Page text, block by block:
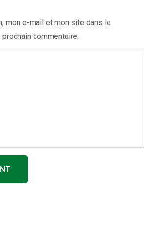
mon e-mail et mon site dans le
commentaire.